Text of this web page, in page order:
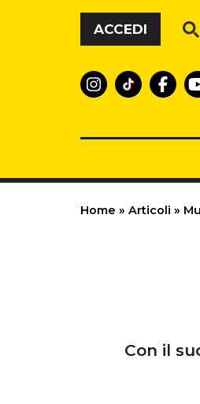
Vai al contenuto
ACCEDI
Home » Articoli »
Con il